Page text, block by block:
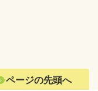
ページの先頭へ